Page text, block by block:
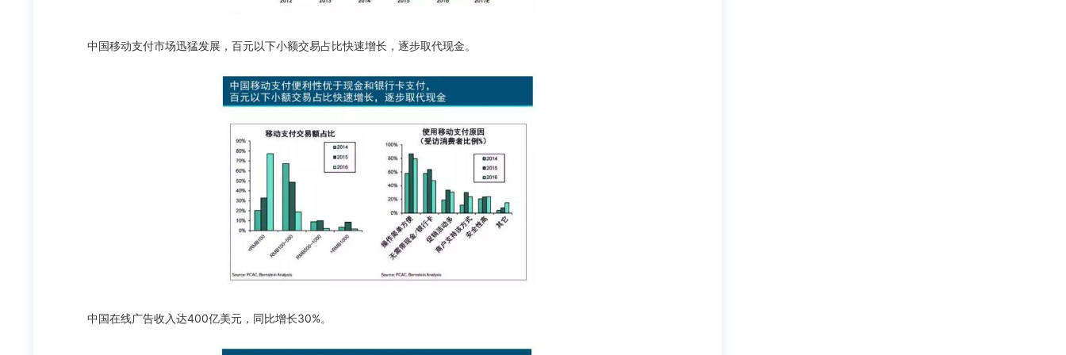
中国移动支付市场迅猛发展，百元以下小额交易占比快速增长，逐步取代现金。
中国在线广告收入达400亿美元，同比增长30%。